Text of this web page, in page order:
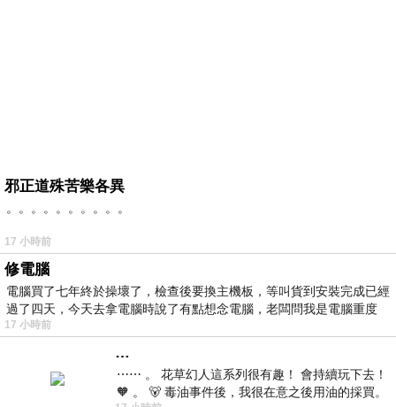
邪正道殊苦樂各異
。。。。。。。。。。
17 小時前
修電腦
電腦買了七年終於操壞了，檢查後要換主機板，等叫貨到安裝完成已經
過了四天，今天去拿電腦時說了有點想念電腦，老闆問我是電腦重度
17 小時前
…
⋯⋯ 。 花草幻人這系列很有趣！ 會持續玩下去！
🧡 。 🐻 毒油事件後，我很在意之後用油的採買。